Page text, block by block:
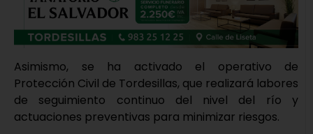
Asimismo, se ha activado el operativo de
Protección Civil de Tordesillas, que realizará labores
de seguimiento continuo del nivel del río y
actuaciones preventivas para minimizar riesgos.